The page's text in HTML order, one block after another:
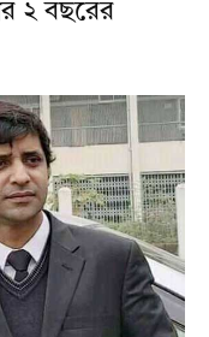
২ বছরের